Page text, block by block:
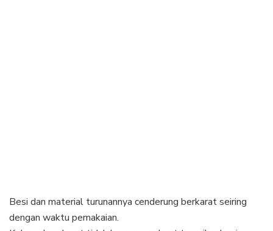
Besi dan material turunannya cenderung berkarat seiring
dengan waktu pemakaian.